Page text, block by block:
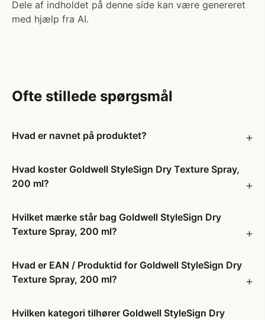
Dele af indholdet på denne side kan være genereret
med hjælp fra AI.
Ofte stillede spørgsmål
Hvad er navnet på produktet?
Hvad koster Goldwell StyleSign Dry Texture Spray,
200 ml?
Hvilket mærke står bag Goldwell StyleSign Dry
Texture Spray, 200 ml?
Hvad er EAN / Produktid for Goldwell StyleSign Dry
Texture Spray, 200 ml?
Hvilken kategori tilhører Goldwell StyleSign Dry